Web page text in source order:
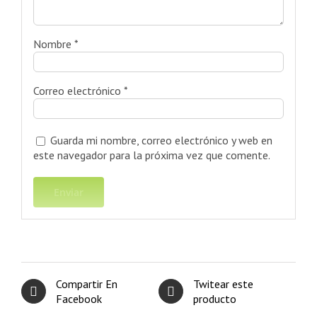
Nombre *
Correo electrónico *
Guarda mi nombre, correo electrónico y web en
este navegador para la próxima vez que comente.
Compartir En
Facebook
Twitear este
producto